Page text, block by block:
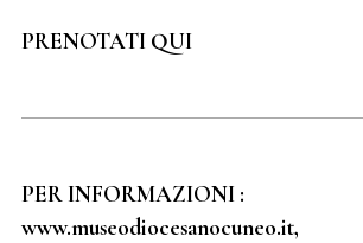
PRENOTATI QUI
PER INFORMAZIONI :
www.museodiocesanocuneo.it,